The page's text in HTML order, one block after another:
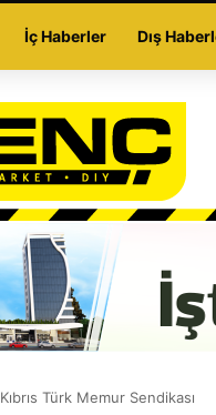
İç Haberler Dış
Kıbrıs Türk Memur Sendikası